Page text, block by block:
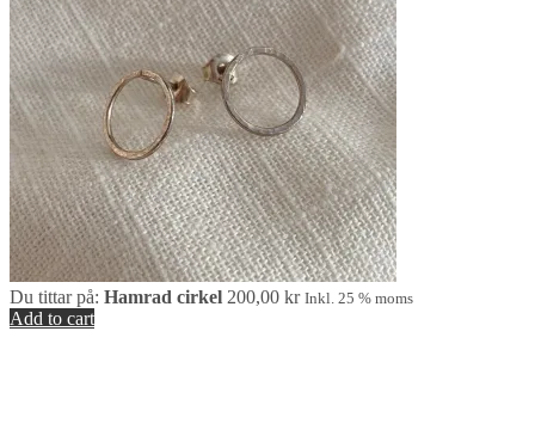
Du tittar på: Hamrad cirkel 200,00 kr Inkl. 25 % moms
Add to cart